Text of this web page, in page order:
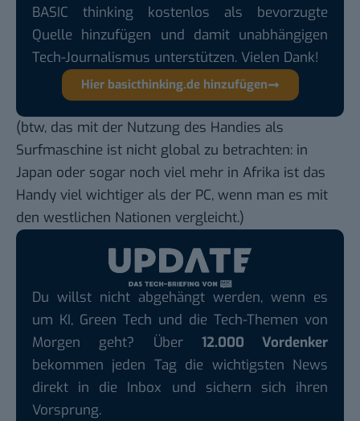
BASIC thinking kostenlos als bevorzugte
Quelle hinzufügen und damit unabhängigen
Tech-Journalismus unterstützen. Vielen Dank!
Hier basicthinking.de hinzufügen
(btw, das mit der Nutzung des Handies als
Surfmaschine ist nicht global zu betrachten: in
Japan oder sogar noch viel mehr in Afrika ist das
Handy viel wichtiger als der PC, wenn man es mit
den westlichen Nationen vergleicht.)
Du willst nicht abgehängt werden, wenn es
um KI, Green Tech und die Tech-Themen von
Morgen geht? Über 12.000 Vordenker
bekommen jeden Tag die wichtigsten News
direkt in die Inbox und sichern sich ihren
Vorsprung.